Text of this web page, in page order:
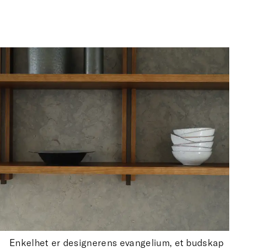
Enkelhet er designerens evangelium, et budskap